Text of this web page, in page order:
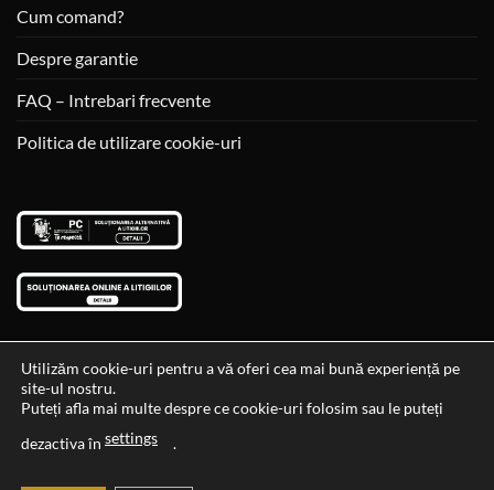
Cum comand?
Despre garantie
FAQ – Intrebari frecvente
Politica de utilizare cookie-uri
Data si ora ultimei actualizari al stocului si ale preturilor: 29-12-
Utilizăm cookie-uri pentru a vă oferi cea mai bună experiență pe
site-ul nostru.
Puteți afla mai multe despre ce cookie-uri folosim sau le puteți
dezactiva în settings .